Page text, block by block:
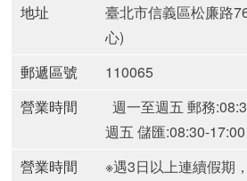
地址
臺北市信義區松廉路
心)
郵遞區號
110065
營業時間
週一至週五 郵務
週五 儲匯:08:30-17:00
營業時間
※遇3日以上連續假期